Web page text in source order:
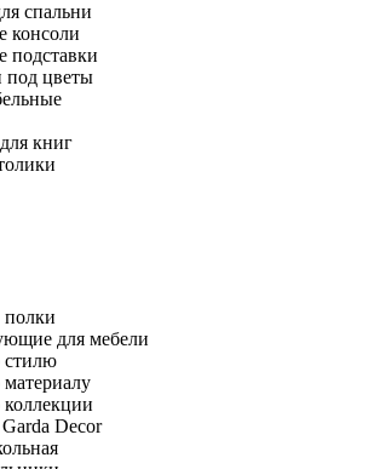
спальни
консоли
подставки
под цветы
книг
для мебели
стилю
Decor